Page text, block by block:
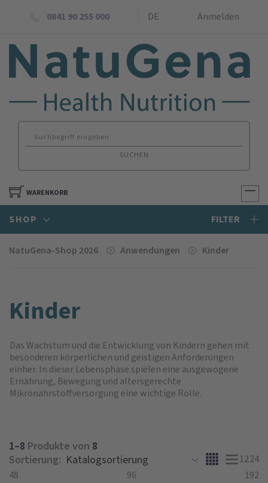
0841 90 255 000 DE Anmelden
SUCHEN
WARENKORB
SHOP FILTER
NatuGena-Shop 2026 Anwendungen Kinder
Kinder
Das Wachstum und die Entwicklung von Kindern gehen mit
besonderen körperlichen und geistigen Anforderungen
einher. In dieser Lebensphase spielen eine ausgewogene
Ernährung, Bewegung und altersgerechte
Mikronährstoffversorgung eine wichtige Rolle.
1–8 Produkte von 8
Sortierung:
1224
48
96 192